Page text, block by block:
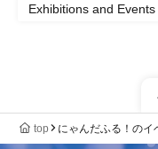
Exhibitions and Events
top にゃんだふる！のイ